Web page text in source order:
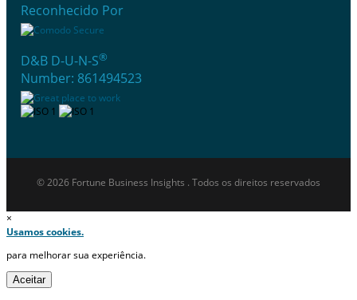
Reconhecido Por
D&B D-U-N-S®
Number: 861494523
© 2026 Fortune Business Insights . Todos os direitos reservados
×
Usamos cookies.
para melhorar sua experiência.
Aceitar